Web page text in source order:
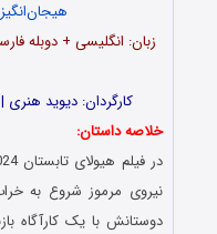
هیجان‌انگیز
زبان: انگلیسی + دوبله
کارگردان: دیوید هنری
خلاصه داستان:
نیروی مرموز شروع به
دوستانش با یک کارآگاه